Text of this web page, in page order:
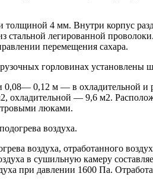
4 мм. Внутри корпус
стальной легированной
перемещения сахара.
горловинах установлены
0,12 м — в охладительной
охладительной — 9,6 м2.
люками.
воздуха.
воздуха, отработанного
в сушильную камеру
при давлении 1600 Па.